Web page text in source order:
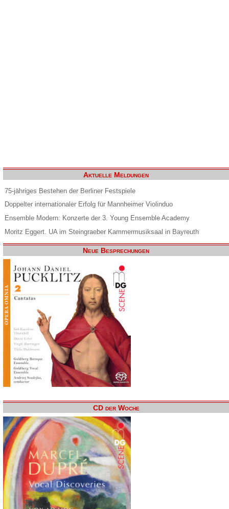
Aktuelle Meldungen
75-jähriges Bestehen der Berliner Festspiele
Doppelter internationaler Erfolg für Mannheimer Violinduo
Ensemble Modern: Konzerte der 3. Young Ensemble Academy
Moritz Eggert. UA im Steingraeber Kammermusiksaal in Bayreuth
Neue Besprechungen
CD der Woche